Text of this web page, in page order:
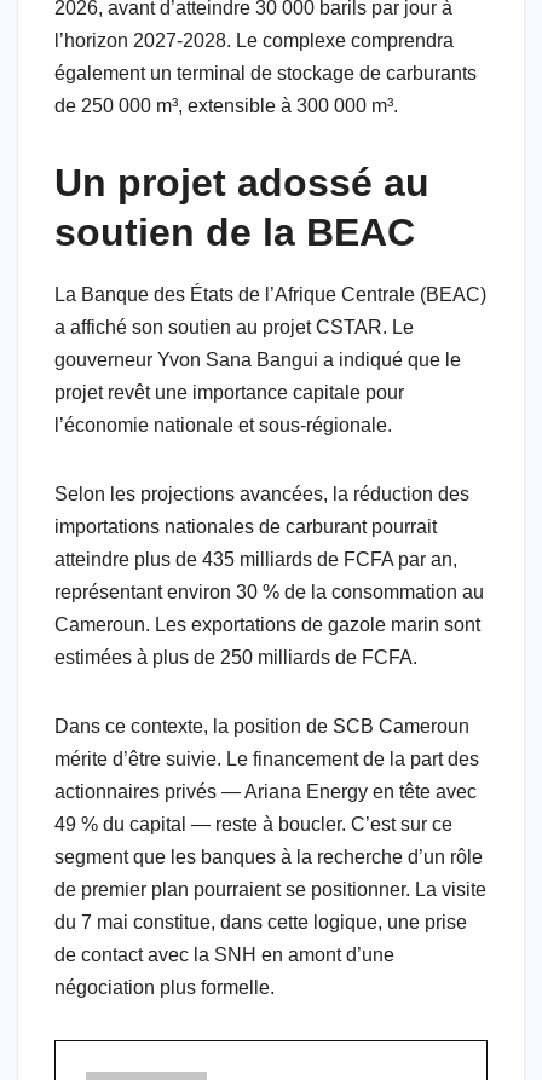
2026, avant d’atteindre 30 000 barils par jour à
l’horizon 2027-2028. Le complexe comprendra
également un terminal de stockage de carburants
de 250 000 m³, extensible à 300 000 m³.
Un projet adossé au
soutien de la BEAC
La Banque des États de l’Afrique Centrale (BEAC)
a affiché son soutien au projet CSTAR. Le
gouverneur Yvon Sana Bangui a indiqué que le
projet revêt une importance capitale pour
l’économie nationale et sous-régionale.
Selon les projections avancées, la réduction des
importations nationales de carburant pourrait
atteindre plus de 435 milliards de FCFA par an,
représentant environ 30 % de la consommation au
Cameroun. Les exportations de gazole marin sont
estimées à plus de 250 milliards de FCFA.
Dans ce contexte, la position de SCB Cameroun
mérite d’être suivie. Le financement de la part des
actionnaires privés — Ariana Energy en tête avec
49 % du capital — reste à boucler. C’est sur ce
segment que les banques à la recherche d’un rôle
de premier plan pourraient se positionner. La visite
du 7 mai constitue, dans cette logique, une prise
de contact avec la SNH en amont d’une
négociation plus formelle.